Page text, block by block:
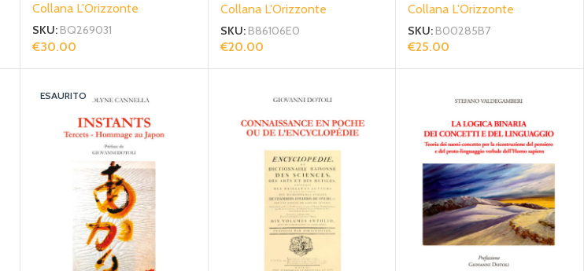
Collana L'Orizzonte
SKU: BQ269031
€30.00
fascisme
Collana L'Orizzonte
SKU: B86106E0
€20.00
métalangage
Collana L'Orizzonte
SKU: B00285B7
€25.00
ESAURITO